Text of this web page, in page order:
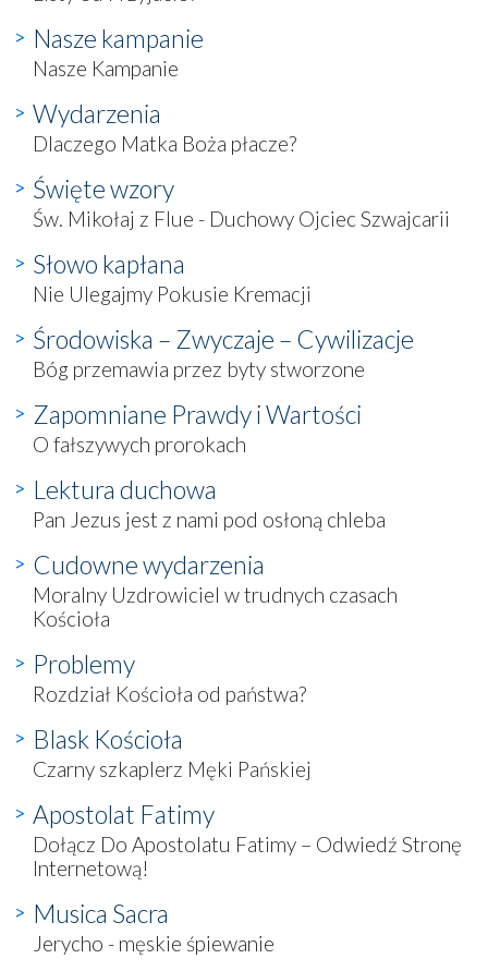
Nasze kampanie
Nasze Kampanie
Wydarzenia
Dlaczego Matka Boża płacze?
Święte wzory
Św. Mikołaj z Flue - Duchowy Ojciec Szwajcarii
Słowo kapłana
Nie Ulegajmy Pokusie Kremacji
Środowiska – Zwyczaje – Cywilizacje
Bóg przemawia przez byty stworzone
Zapomniane Prawdy i Wartości
O fałszywych prorokach
Lektura duchowa
Pan Jezus jest z nami pod osłoną chleba
Cudowne wydarzenia
Moralny Uzdrowiciel w trudnych czasach
Kościoła
Problemy
Rozdział Kościoła od państwa?
Blask Kościoła
Czarny szkaplerz Męki Pańskiej
Apostolat Fatimy
Dołącz Do Apostolatu Fatimy – Odwiedź Stronę
Internetową!
Musica Sacra
Jerycho - męskie śpiewanie